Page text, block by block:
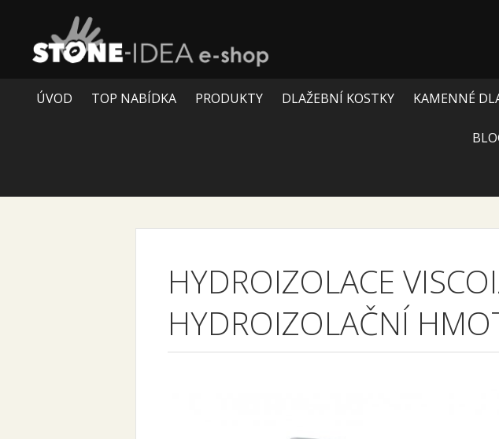
ÚVOD TOP NABÍDKA PRODUKTY DLAŽEBNÍ KOSTKY KAMENNÉ
HYDROIZOLACE
HYDROIZOLAČNÍ